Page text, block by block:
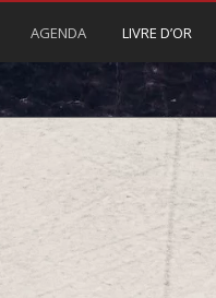
AGENDA LIVRE D’OR